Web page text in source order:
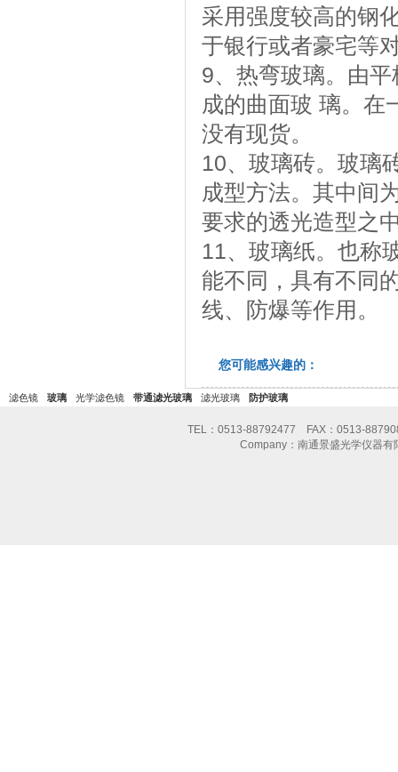
采用强度较高的钢
于银行或者豪宅等
9、热弯玻璃。由
成的曲面玻 璃。在
没有现货。
10、玻璃砖。玻璃
成型方法。其中间
要求的透光造型之
11、玻璃纸。也称
能不同，具有不同
线、防爆等作用。
您可能感兴趣的：
滤色镜 玻璃 光学滤色镜 带通滤光玻璃 滤光玻璃 防护玻璃
TEL：0513-88792477 FAX：0513-
Company：南通景盛光学仪器